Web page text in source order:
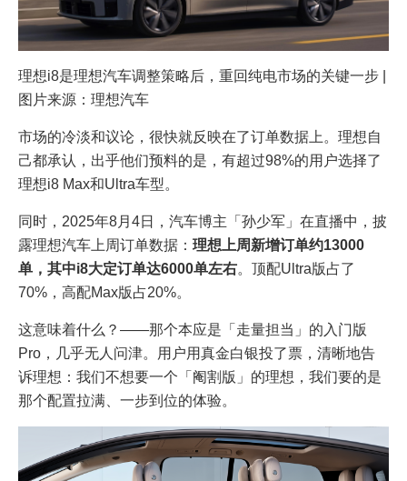
理想i8是理想汽车调整策略后，重回纯电市场的关键一步 |
图片来源：理想汽车
市场的冷淡和议论，很快就反映在了订单数据上。理想自
己都承认，出乎他们预料的是，有超过98%的用户选择了
理想i8 Max和Ultra车型。
同时，2025年8月4日，汽车博主「孙少军」在直播中，披
露理想汽车上周订单数据： 理想上周新增订单约13000
单，其中i8大定订单达6000单左右。顶配Ultra版占了
70%，高配Max版占20%。
这意味着什么？——那个本应是「走量担当」的入门版
Pro，几乎无人问津。用户用真金白银投了票，清晰地告
诉理想：我们不想要一个「阉割版」的理想，我们要的是
那个配置拉满、一步到位的体验。